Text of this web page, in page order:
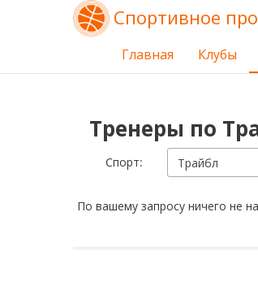
Спортивное
Главная Клубы
Тренеры по
Cпорт: Трайбл
По вашему запросу ничего не